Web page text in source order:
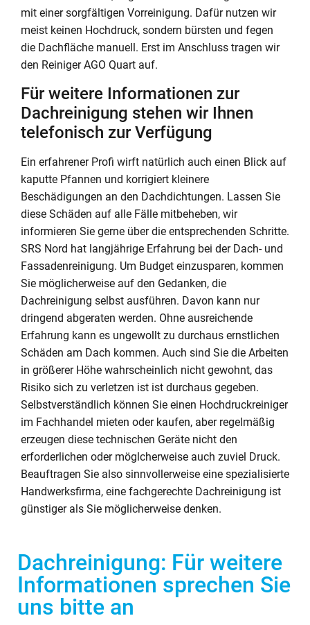
mit einer sorgfältigen Vorreinigung. Dafür nutzen wir
meist keinen Hochdruck, sondern bürsten und fegen
die Dachfläche manuell. Erst im Anschluss tragen wir
den Reiniger AGO Quart auf.
Für weitere Informationen zur
Dachreinigung stehen wir Ihnen
telefonisch zur Verfügung
Ein erfahrener Profi wirft natürlich auch einen Blick auf
kaputte Pfannen und korrigiert kleinere
Beschädigungen an den Dachdichtungen. Lassen Sie
diese Schäden auf alle Fälle mitbeheben, wir
informieren Sie gerne über die entsprechenden Schritte.
SRS Nord hat langjährige Erfahrung bei der Dach- und
Fassadenreinigung. Um Budget einzusparen, kommen
Sie möglicherweise auf den Gedanken, die
Dachreinigung selbst ausführen. Davon kann nur
dringend abgeraten werden. Ohne ausreichende
Erfahrung kann es ungewollt zu durchaus ernstlichen
Schäden am Dach kommen. Auch sind Sie die Arbeiten
in größerer Höhe wahrscheinlich nicht gewohnt, das
Risiko sich zu verletzen ist ist durchaus gegeben.
Selbstverständlich können Sie einen Hochdruckreiniger
im Fachhandel mieten oder kaufen, aber regelmäßig
erzeugen diese technischen Geräte nicht den
erforderlichen oder möglcherweise auch zuviel Druck.
Beauftragen Sie also sinnvollerweise eine spezialisierte
Handwerksfirma, eine fachgerechte Dachreinigung ist
günstiger als Sie möglicherweise denken.
Dachreinigung: Für weitere
Informationen sprechen Sie
uns bitte an